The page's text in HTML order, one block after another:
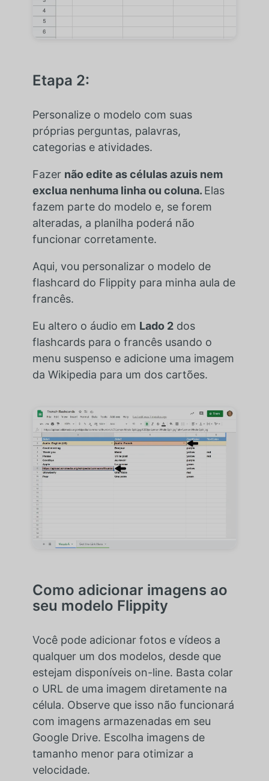
Etapa 2:
Personalize o modelo com suas
próprias perguntas, palavras,
categorias e atividades.
Fazer não edite as células azuis nem
exclua nenhuma linha ou coluna. Elas
fazem parte do modelo e, se forem
alteradas, a planilha poderá não
funcionar corretamente.
Aqui, vou personalizar o modelo de
flashcard do Flippity para minha aula de
francês.
Eu altero o áudio em Lado 2dos
flashcards para o francês usando o
menu suspenso e adicione uma imagem
da Wikipedia para um dos cartões.
Como adicionar imagens ao
seu modelo Flippity
Você pode adicionar fotos e vídeos a
qualquer um dos modelos, desde que
estejam disponíveis on-line. Basta colar
o URL de uma imagem diretamente na
célula. Observe que isso não funcionará
com imagens armazenadas em seu
Google Drive. Escolha imagens de
tamanho menor para otimizar a
velocidade.